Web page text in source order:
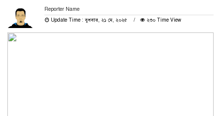
Reporter Name
Update Time : বুধবার, ২১ মে, ২০২৫
২৩০ Time View